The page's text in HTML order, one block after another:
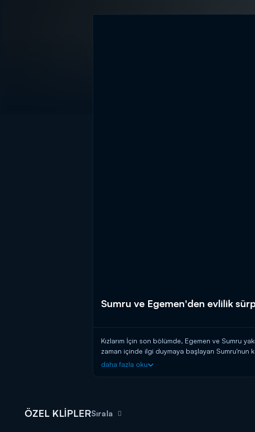
Sumru ve Egemen'den evlilik
Kızlarım İçin son bölümde, Egemen ve Sumru
zaman içinde ilgi duymaya başlayan Sumru'nun
hayattan kurtulma planları yapan Sumru, ona
daha fazla oku
ÖZEL KLİPLERSırala